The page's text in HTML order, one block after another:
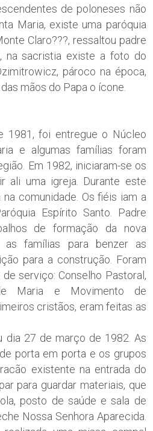
de poloneses não
Maria, existe uma paróquia
Claro???, ressaltou padre
na sacristia existe a foto do
pároco na época,
mãos do Papa o ícone.
foi entregue o Núcleo
e algumas famílias foram
Em 1982, iniciaram-se os
ali uma igreja. Durante este
comunidade. Os fiéis iam a
Espírito Santo. Padre
de formação da nova
as famílias para benzer as
para a construção. Foram
serviço: Conselho Pastoral,
Maria e Movimento de
cristãos, eram feitas as
27 de março de 1982. As
porta em porta e os grupos
existente na entrada do
para guardar materiais, que
posto de saúde e sala de
Nossa Senhora Aparecida.